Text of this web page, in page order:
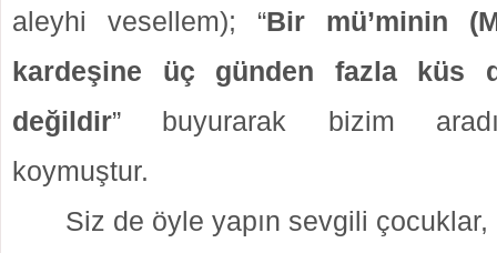
aleyhi vesellem); “Bir mü’minin
kardeşine üç günden fazla küs
değildir” buyurarak bizim
koymuştur.
Siz de öyle yapın sevgili çocuklar,